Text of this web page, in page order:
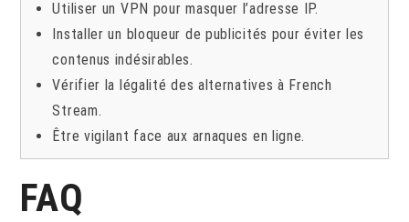
Utiliser un VPN pour masquer l’adresse IP.
Installer un bloqueur de publicités pour éviter les
contenus indésirables.
Vérifier la légalité des alternatives à French
Stream.
Être vigilant face aux arnaques en ligne.
FAQ